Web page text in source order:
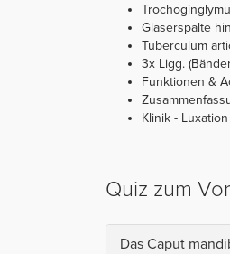
Glaserspalte
Tuberculum
3x Ligg.
Funktionen &
Klinik -
Quiz zum
Das Caput